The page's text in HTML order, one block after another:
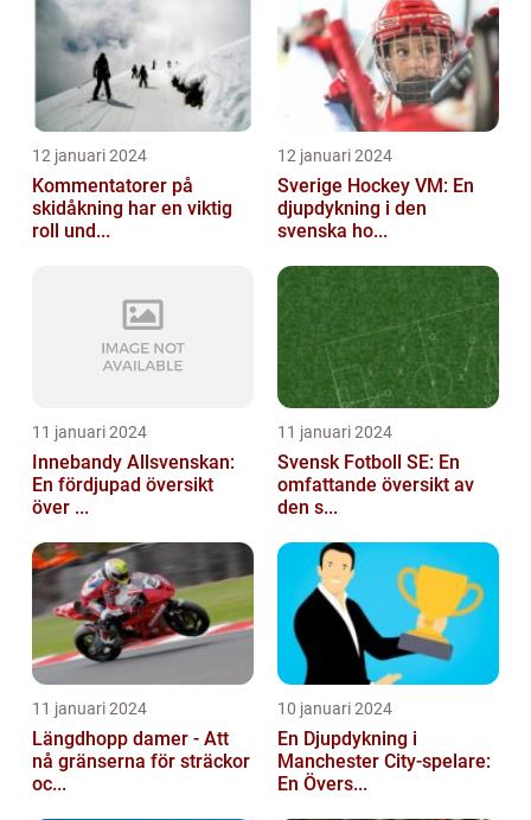
12 januari 2024
Kommentatorer på
skidåkning har en viktig
roll und...
12 januari 2024
Sverige Hockey VM: En
djupdykning i den
svenska ho...
11 januari 2024
Innebandy Allsvenskan:
En fördjupad översikt
över ...
11 januari 2024
Svensk Fotboll SE: En
omfattande översikt av
den s...
11 januari 2024
Längdhopp damer - Att
nå gränserna för sträckor
oc...
10 januari 2024
En Djupdykning i
Manchester City-spelare:
En Övers...